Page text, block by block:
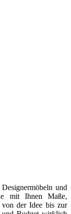
und
mit Ihnen Maße,
der Idee bis zur